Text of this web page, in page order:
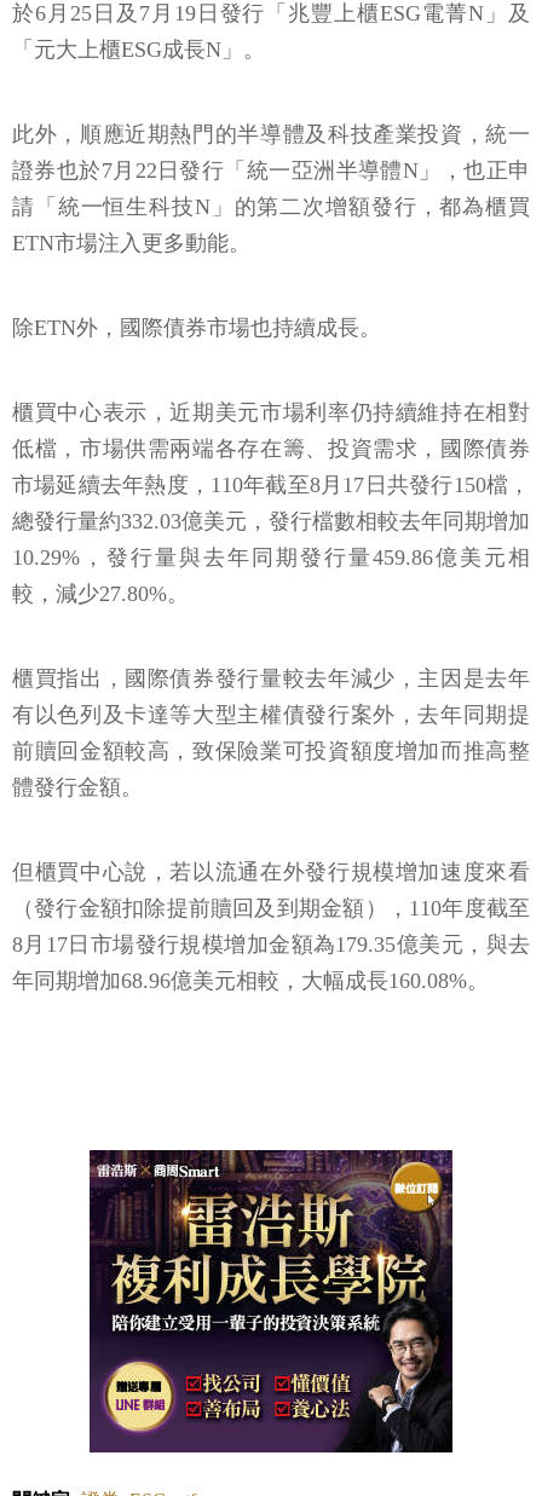
於6月25日及7月19日發行「兆豐上櫃ESG電菁N」及
「元大上櫃ESG成長N」。
此外，順應近期熱門的半導體及科技產業投資，統一
證券也於7月22日發行「統一亞洲半導體N」，也正申
請「統一恒生科技N」的第二次增額發行，都為櫃買
ETN市場注入更多動能。
除ETN外，國際債券市場也持續成長。
櫃買中心表示，近期美元市場利率仍持續維持在相對
低檔，市場供需兩端各存在籌、投資需求，國際債券
市場延續去年熱度，110年截至8月17日共發行150檔，
總發行量約332.03億美元，發行檔數相較去年同期增加
10.29%，發行量與去年同期發行量459.86億美元相
較，減少27.80%。
櫃買指出，國際債券發行量較去年減少，主因是去年
有以色列及卡達等大型主權債發行案外，去年同期提
前贖回金額較高，致保險業可投資額度增加而推高整
體發行金額。
但櫃買中心說，若以流通在外發行規模增加速度來看
（發行金額扣除提前贖回及到期金額），110年度截至
8月17日市場發行規模增加金額為179.35億美元，與去
年同期增加68.96億美元相較，大幅成長160.08%。